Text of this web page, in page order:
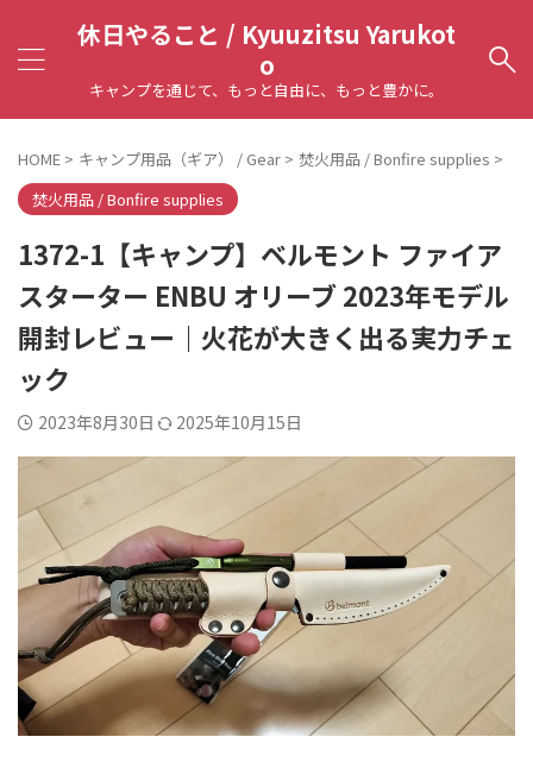
休日やること / Kyuuzitsu Yarukot
o
キャンプを通じて、もっと自由に、もっと豊かに。
HOME > キャンプ用品（ギア） / Gear > 焚火用品 / Bonfire supplies >
焚火用品 / Bonfire supplies
1372-1【キャンプ】ベルモント ファイア
スターター ENBU オリーブ 2023年モデル
開封レビュー｜火花が大きく出る実力チェ
ック
2023年8月30日 2025年10月15日